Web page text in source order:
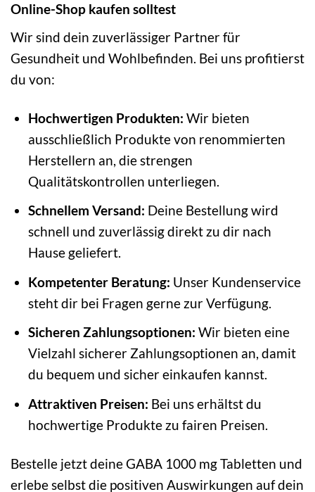
Online-Shop kaufen solltest
Wir sind dein zuverlässiger Partner für
Gesundheit und Wohlbefinden. Bei uns profitierst
du von:
Hochwertigen Produkten: Wir bieten
ausschließlich Produkte von renommierten
Herstellern an, die strengen
Qualitätskontrollen unterliegen.
Schnellem Versand: Deine Bestellung wird
schnell und zuverlässig direkt zu dir nach
Hause geliefert.
Kompetenter Beratung: Unser Kundenservice
steht dir bei Fragen gerne zur Verfügung.
Sicheren Zahlungsoptionen: Wir bieten eine
Vielzahl sicherer Zahlungsoptionen an, damit
du bequem und sicher einkaufen kannst.
Attraktiven Preisen: Bei uns erhältst du
hochwertige Produkte zu fairen Preisen.
Bestelle jetzt deine GABA 1000 mg Tabletten und
erlebe selbst die positiven Auswirkungen auf dein